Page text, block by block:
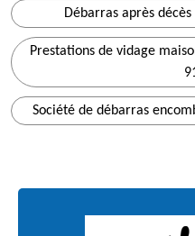
Débarras après
Prestations de vidage
Société de débarras